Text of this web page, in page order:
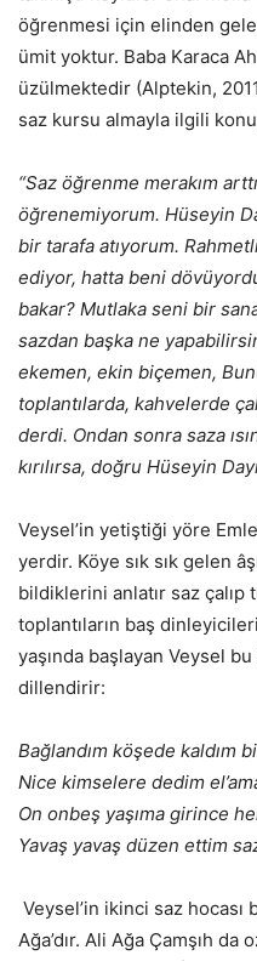
öğrenmesi için elinden
ümit yoktur. Baba Karaca
üzülmektedir (Alptekin,
saz kursu almayla ilgili
“Saz öğrenme merakım
öğrenemiyorum. Hüseyin
bir tarafa atıyorum.
ediyor, hatta beni
bakar? Mutlaka seni bir
sazdan başka ne
ekemen, ekin biçemen,
toplantılarda, kahvelerde
derdi. Ondan sonra saza
kırılırsa, doğru Hüseyin
Veysel’in yetiştiği yöre
yerdir. Köye sık sık gelen
bildiklerini anlatır saz
toplantıların baş
yaşında başlayan Veysel
dillendirir:
Bağlandım köşede kaldım
Nice kimselere dedim
On onbeş yaşıma girince
Yavaş yavaş düzen ettim
Veysel’in ikinci saz hocası
Ağa’dır. Ali Ağa Çamşıh